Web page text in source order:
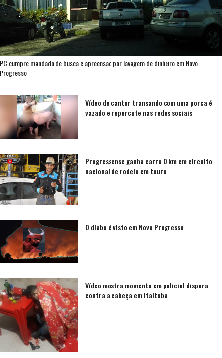
PC cumpre mandado de busca e apreensão por lavagem de dinheiro em Novo
Progresso
Vídeo de cantor transando com uma porca é
vazado e repercute nas redes sociais
Progressense ganha carro 0 km em circuito
nacional de rodeio em touro
O diabo é visto em Novo Progresso
Vídeo mostra momento em policial dispara
contra a cabeça em Itaituba